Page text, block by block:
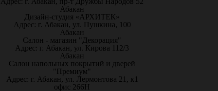
Абакан
Дизайн-студия «АРХИТЕК»
Адрес: г. Абакан, ул. Пушкина, 100
Абакан
Салон - магазин "Декорация"
Адрес: г. Абакан, ул. Кирова 112/3
Абакан
Салон напольных покрытий и дверей
"Премиум"
Адрес: г. Абакан, ул. Лермонтова 21, к1
офис 266Н